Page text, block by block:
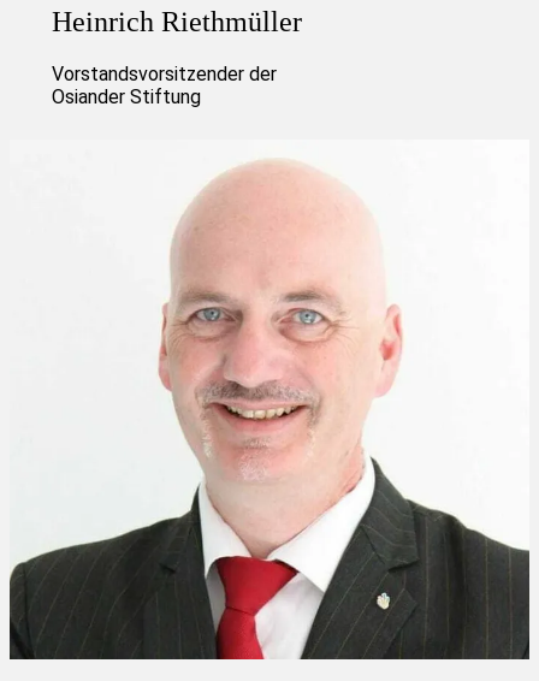
Heinrich Riethmüller
Vorstandsvorsitzender der
Osiander Stiftung